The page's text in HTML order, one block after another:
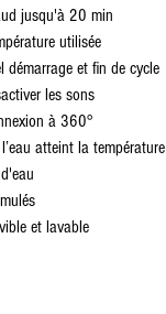
jusqu'à 20 min
utilisée
démarrage et fin de cycle
les sons
à 360°
atteint la température
et lavable